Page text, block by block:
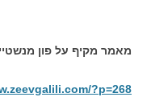
מאמר מקיף על פון
?p=268